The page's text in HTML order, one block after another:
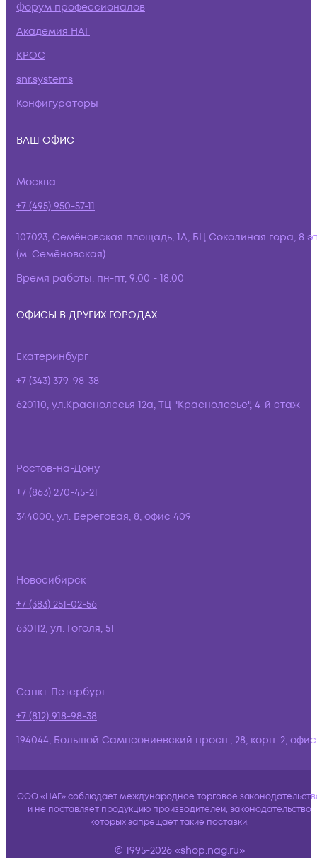
Форум профессионалов
Академия НАГ
КРОС
snr.systems
Конфигураторы
ВАШ ОФИС
Москва
+7 (495) 950-57-11
107023, Семёновская площадь, 1А, БЦ Соколиная гора, 8
(м. Семёновская)
Время работы: пн-пт, 9:00 - 18:00
ОФИСЫ В ДРУГИХ ГОРОДАХ
Екатеринбург
+7 (343) 379-98-38
620110, ул.Краснолесья 12а, ТЦ "Краснолесье", 4-й этаж
Ростов-на-Дону
+7 (863) 270-45-21
344000, ул. Береговая, 8, офис 409
Новосибирск
+7 (383) 251-02-56
630112, ул. Гоголя, 51
Санкт-Петербург
+7 (812) 918-98-38
194044, Большой Сампсониевский просп., 28, корп. 2,
ООО «НАГ» соблюдает международное торговое
и не поставляет продукцию производителей, законодательство
которых запрещает такие поставки.
© 1995-2026 «shop.nag.ru»